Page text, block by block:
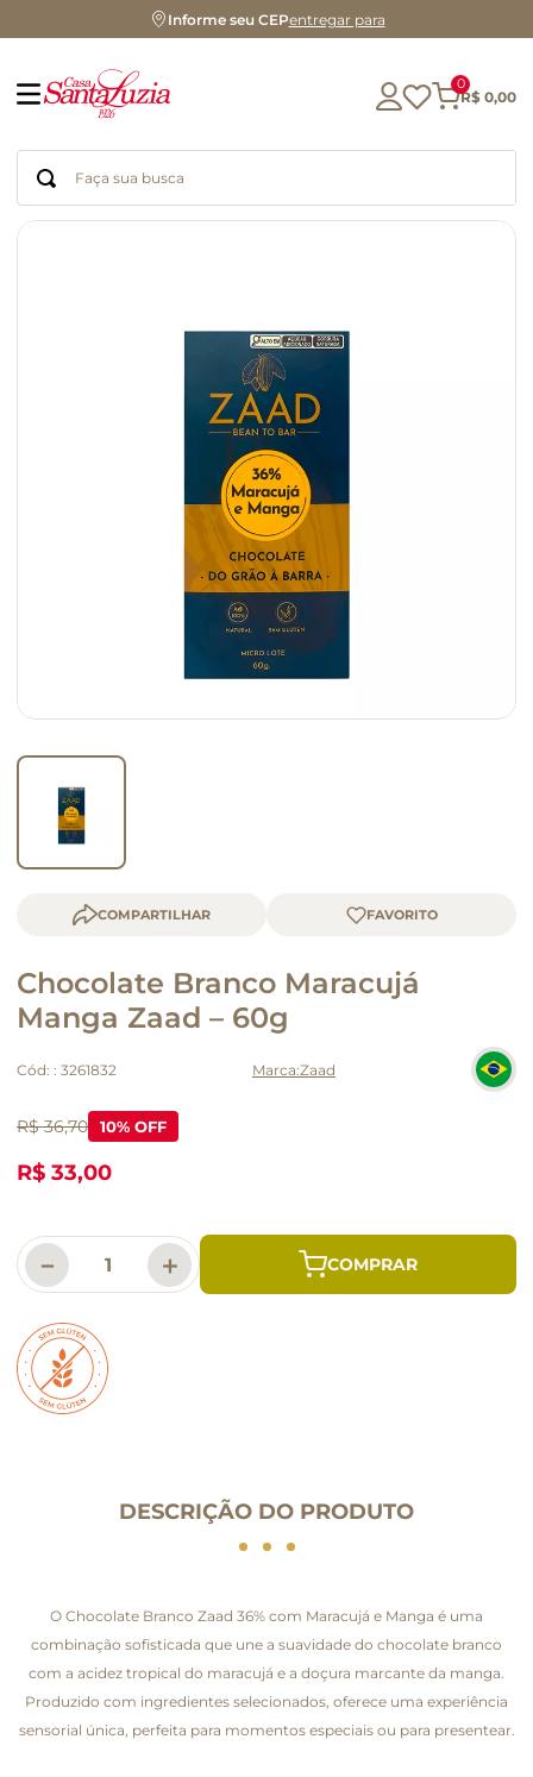
Informe seu CEPentregar para
0
R$ 0,00
Faça sua busca
COMPARTILHAR
Chocolate Branco Maracujá
Manga Zaad – 60g
Cód: : 3261832 Zaad
R$ 36,70 10% OFF
R$ 33,00
＋
－
DESCRIÇÃO DO PRODUTO
O Chocolate Branco Zaad 36% com Maracujá e Manga é uma
combinação sofisticada que une a suavidade do chocolate branco
com a acidez tropical do maracujá e a doçura marcante da manga.
Produzido com ingredientes selecionados, oferece uma experiência
sensorial única, perfeita para momentos especiais ou para presentear.